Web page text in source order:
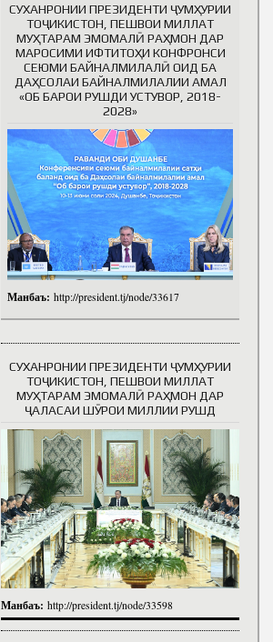
СУХАНРОНИИ ПРЕЗИДЕНТИ ҶУМҲУРИИ
ТОҶИКИСТОН, ПЕШВОИ МИЛЛАТ
МУҲТАРАМ ЭМОМАЛӢ РАҲМОН ДАР
МАРОСИМИ ИФТИТОҲИ КОНФРОНСИ
СЕЮМИ БАЙНАЛМИЛАЛӢ ОИД БА
ДАҲСОЛАИ БАЙНАЛМИЛАЛИИ АМАЛ
«ОБ БАРОИ РУШДИ УСТУВОР, 2018-
2028»
Манбаъ: http://president.tj/node/33617
СУХАНРОНИИ ПРЕЗИДЕНТИ ҶУМҲУРИИ
ТОҶИКИСТОН, ПЕШВОИ МИЛЛАТ
МУҲТАРАМ ЭМОМАЛӢ РАҲМОН ДАР
ҶАЛАСАИ ШӮРОИ МИЛЛИИ РУШД
Манбаъ: http://president.tj/node/33598